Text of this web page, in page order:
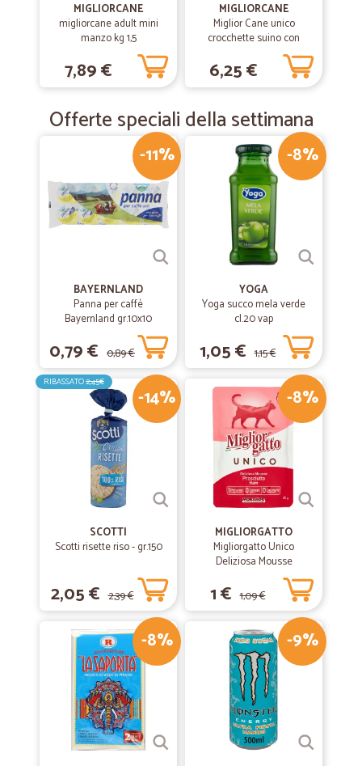
MIGLIORCANE
migliorcane adult mini
manzo kg 1,5
7,89 €
MIGLIORCANE
Miglior Cane unico
crocchette suino con
prosciutto gr.800
6,25 €
Offerte speciali della settimana
-11%
BAYERNLAND
Panna per caffè
Bayernland gr.10x10
0,79 € 0,89 €
-8%
YOGA
Yoga succo mela verde
cl.20 vap
1,05 € 1,15 €
-14%
RIBASSATO2,45€
SCOTTI
Scotti risette riso - gr.150
2,05 € 2,39 €
-8%
MIGLIORGATTO
Migliorgatto Unico
Deliziosa Mousse
Prosciutto 85 gr.
1 € 1,09 €
-8% -9%